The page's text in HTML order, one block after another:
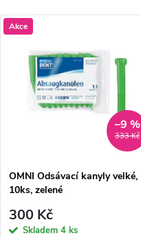
Akce
333 Kč
–9 %
OMNI Odsávací kanyly velké,
10ks, zelené
300 Kč
Skladem 4 ks